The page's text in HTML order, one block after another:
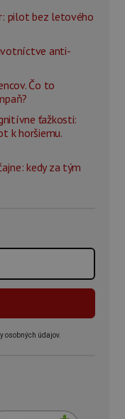
pilot bez letového
anti-
Čo to
ťažkosti:
k horšiemu.
kedy za tým
osobných údajov.